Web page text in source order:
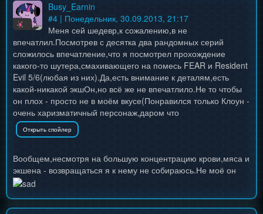
Busy_Earnin
#4 | Понедельник, 30.09.2013, 21:17
Меня сей шедевр,к сожалению,в не
впечатлил.Посмотрев с десятка два рандомных серий
сложилось впечатление,что я посмотрел прохождение
какого-то шутера,смахивающего на помесь FEAR и Resident
Evil 5/6(любая из них).Да,есть внимание к деталям,есть
какой-никакой экшОн,но всё же не впечатлило.Не то чтобы
он плох - просто не в моём вкусе(Понравился только Клоун -
очень харизматичный персонаж,даром что
Вообщем,несмотря на большую концентрацию крови,мяса и
экшена - возвращаться я к нему не собираюсь.Не моё он